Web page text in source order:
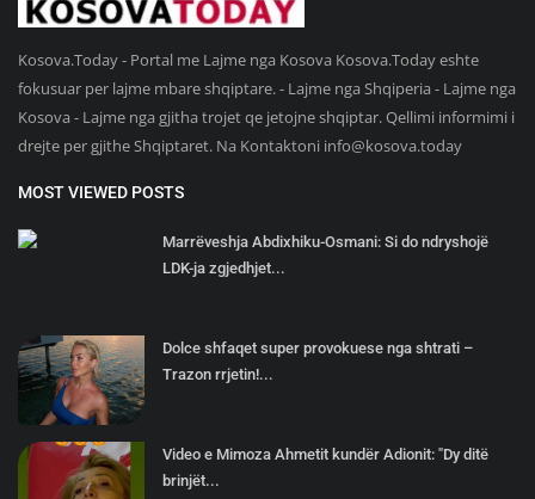
Kosova.Today - Portal me Lajme nga Kosova Kosova.Today eshte
fokusuar per lajme mbare shqiptare. - Lajme nga Shqiperia - Lajme nga
Kosova - Lajme nga gjitha trojet qe jetojne shqiptar. Qellimi informimi i
drejte per gjithe Shqiptaret. Na Kontaktoni info@kosova.today
MOST VIEWED POSTS
Marrëveshja Abdixhiku-Osmani: Si do ndryshojë
LDK-ja zgjedhjet...
Dolce shfaqet super provokuese nga shtrati –
Trazon rrjetin!...
Video e Mimoza Ahmetit kundër Adionit: "Dy ditë
brinjët...